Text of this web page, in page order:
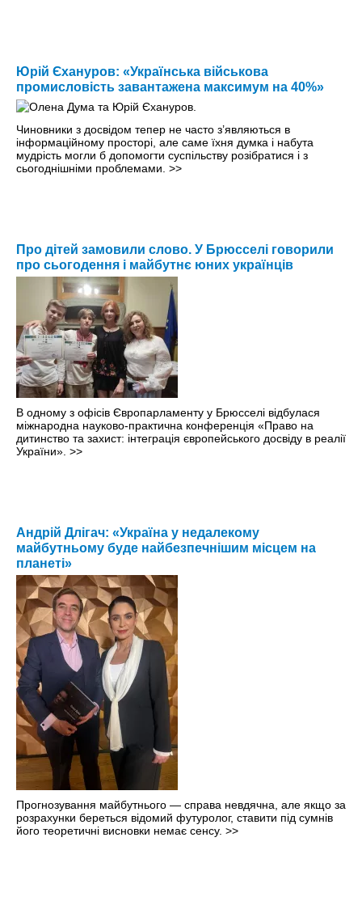
Юрій Єхануров: «Українська військова
промисловість завантажена максимум на 40%»
Чиновники з досвідом тепер не часто з’являються в
інформаційному просторі, але саме їхня думка і набута
мудрість могли б допомогти суспільству розібратися і з
сьогоднішніми проблемами. >>
Про дітей замовили слово. У Брюсселі говорили
про сьогодення і майбутнє юних українців
В одному з офісів Європарламенту у Брюсселі відбулася
міжнародна науково-практична конференція «Право на
дитинство та захист: інтеграція європейського досвіду в реалії
України». >>
Андрій Длігач: «Україна у недалекому
майбутньому буде найбезпечнішим місцем на
планеті»
Прогнозування майбутнього — справа невдячна, але якщо за
розрахунки береться відомий футуролог, ставити під сумнів
його теоретичні висновки немає сенсу. >>